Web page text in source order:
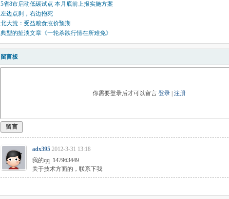
5省8市启动低碳试点 本月底前上报实施方案
左边点刹，右边抱死
北大荒：受益粮食涨价预期
典型的扯淡文章《一轮杀跌行情在所难免》
留言板
你需要登录后才可以留言 登录| 注册
留言
adx395 2012-3-31 13:18
我的qq 147963449
关于技术方面的，联系下我